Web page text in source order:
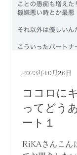
ココロに
ってどう
ート１
RiKAさんこん
2023年10月26日